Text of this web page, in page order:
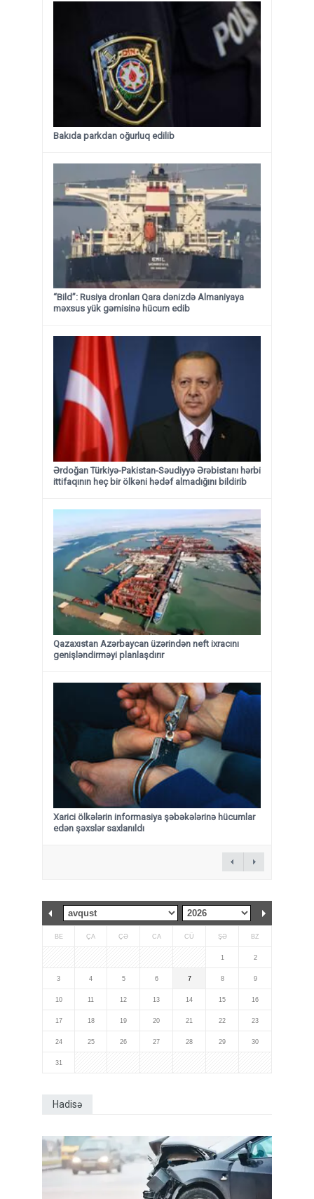
Bakıda parkdan oğurluq edilib
“Bild”: Rusiya dronları Qara dənizdə Almaniyaya
məxsus yük gəmisinə hücum edib
Ərdoğan Türkiyə-Pakistan-Səudiyyə Ərəbistanı hərbi
ittifaqının heç bir ölkəni hədəf almadığını bildirib
Qazaxıstan Azərbaycan üzərindən neft ixracını
genişləndirməyi planlaşdırır
Xarici ölkələrin informasiya şəbəkələrinə hücumlar
edən şəxslər saxlanıldı
BE ÇA ÇƏ CA CÜ ŞƏ BZ
1 2
3 4 5 6 7 8 9
10 11 12 13 14 15 16
17 18 19 20 21 22 23
24 25 26 27 28 29 30
31
Hadisə